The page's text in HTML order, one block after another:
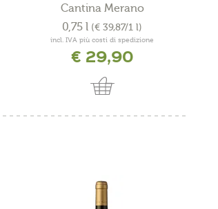
Cantina Merano
0,75 l (€ 39,87/1 l)
incl. IVA più costi di spedizione
€ 29,90